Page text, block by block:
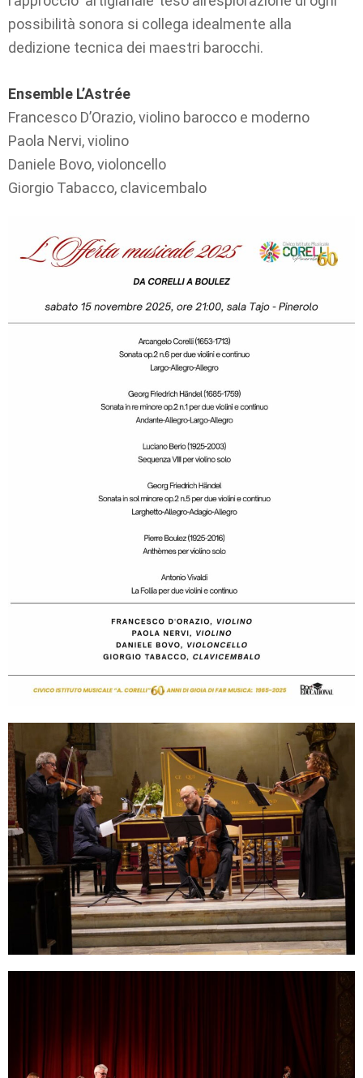
possibilità sonora si collega idealmente alla
dedizione tecnica dei maestri barocchi.
Ensemble L’Astrée
Francesco D’Orazio, violino barocco e moderno
Paola Nervi, violino
Daniele Bovo, violoncello
Giorgio Tabacco, clavicembalo